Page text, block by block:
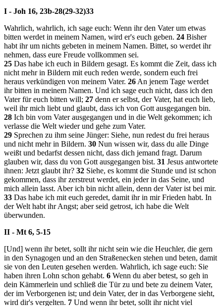
I - Joh 16, 23b-28(29-32)33
Wahrlich, wahrlich, ich sage euch: Wenn ihr den Vater um etwas
bitten werdet in meinem Namen, wird er's euch geben. 24 Bisher
habt ihr um nichts gebeten in meinem Namen. Bittet, so werdet ihr
nehmen, dass eure Freude vollkommen sei.
25 Das habe ich euch in Bildern gesagt. Es kommt die Zeit, dass ich
nicht mehr in Bildern mit euch reden werde, sondern euch frei
heraus verkündigen von meinem Vater. 26 An jenem Tage werdet
ihr bitten in meinem Namen. Und ich sage euch nicht, dass ich den
Vater für euch bitten will; 27 denn er selbst, der Vater, hat euch lieb,
weil ihr mich liebt und glaubt, dass ich von Gott ausgegangen bin.
28 Ich bin vom Vater ausgegangen und in die Welt gekommen; ich
verlasse die Welt wieder und gehe zum Vater.
29 Sprechen zu ihm seine Jünger: Siehe, nun redest du frei heraus
und nicht mehr in Bildern. 30 Nun wissen wir, dass du alle Dinge
weißt und bedarfst dessen nicht, dass dich jemand fragt. Darum
glauben wir, dass du von Gott ausgegangen bist. 31 Jesus antwortete
ihnen: Jetzt glaubt ihr? 32 Siehe, es kommt die Stunde und ist schon
gekommen, dass ihr zerstreut werdet, ein jeder in das Seine, und
mich allein lasst. Aber ich bin nicht allein, denn der Vater ist bei mir.
33 Das habe ich mit euch geredet, damit ihr in mir Frieden habt. In
der Welt habt ihr Angst; aber seid getrost, ich habe die Welt
überwunden.
II - Mt 6, 5-15
[Und] wenn ihr betet, sollt ihr nicht sein wie die Heuchler, die gern
in den Synagogen und an den Straßenecken stehen und beten, damit
sie von den Leuten gesehen werden. Wahrlich, ich sage euch: Sie
haben ihren Lohn schon gehabt. 6 Wenn du aber betest, so geh in
dein Kämmerlein und schließ die Tür zu und bete zu deinem Vater,
der im Verborgenen ist; und dein Vater, der in das Verborgene sieht,
wird dir's vergelten. 7 Und wenn ihr betet, sollt ihr nicht viel